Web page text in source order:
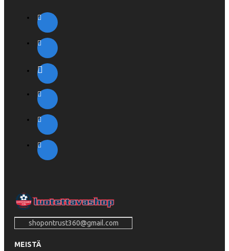
shopontrust360@gmail.com
MEISTÄ